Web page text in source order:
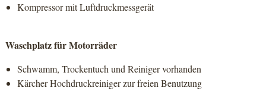
Kompressor mit Luftdruckmessgerät
Waschplatz für Motorräder
Schwamm, Trockentuch und Reiniger vorhanden
Kärcher Hochdruckreiniger zur freien Benutzung